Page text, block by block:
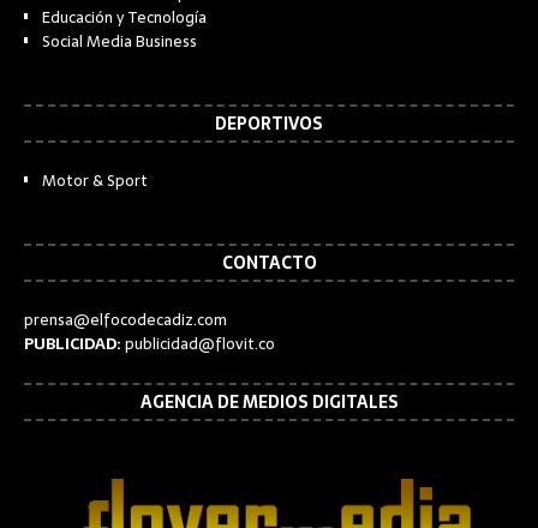
Educación y Tecnología
Social Media Business
DEPORTIVOS
Motor & Sport
CONTACTO
prensa@elfocodecadiz.com
PUBLICIDAD:publicidad@flovit.co
AGENCIA DE MEDIOS DIGITALES